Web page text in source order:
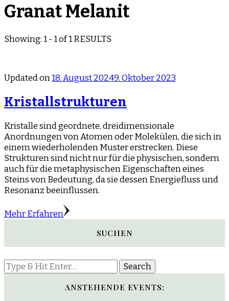
Granat Melanit
Showing: 1 - 1 of 1 RESULTS
Updated on18. August 20249. Oktober 2023
Kristallstrukturen
Kristalle sind geordnete, dreidimensionale
Anordnungen von Atomen oder Molekülen, die sich in
einem wiederholenden Muster erstrecken. Diese
Strukturen sind nicht nur für die physischen, sondern
auch für die metaphysischen Eigenschaften eines
Steins von Bedeutung, da sie dessen Energiefluss und
Resonanz beeinflussen.
Mehr Erfahren
SUCHEN
Looking
for
ANSTEHENDE EVENTS: